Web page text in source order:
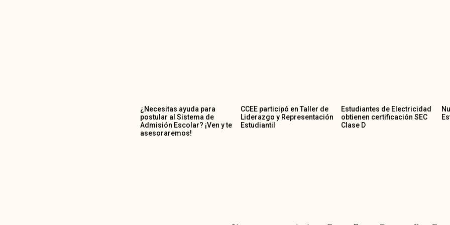
¿Necesitas ayuda para
postular al Sistema de
Admisión Escolar? ¡Ven y te
asesoraremos!
CCEE participó en Taller de
Liderazgo y Representación
Estudiantil
Estudiantes de Electricidad
obtienen certificación SEC
Clase D